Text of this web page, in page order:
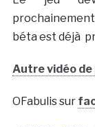
béta est déjà
Autre vidéo
OFabulis sur